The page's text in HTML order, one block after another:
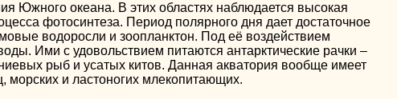
Южного океана. В этих областях наблюдается высокая
фотосинтеза. Период полярного дня дает достаточное
водоросли и зоопланктон. Под её воздействием
Ими с удовольствием питаются антарктические рачки –
рыб и усатых китов. Данная акватория вообще имеет
морских и ластоногих млекопитающих.